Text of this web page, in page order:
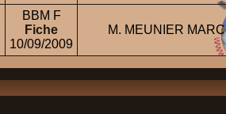
BBM F
Fiche
10/09/2009
M. MEUNIER MARC